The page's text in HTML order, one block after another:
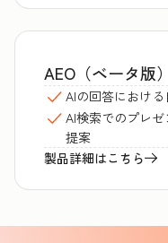
AEO（ベータ版）
AIの回答におけ
AI検索でのプレ
提案
製品詳細はこちら